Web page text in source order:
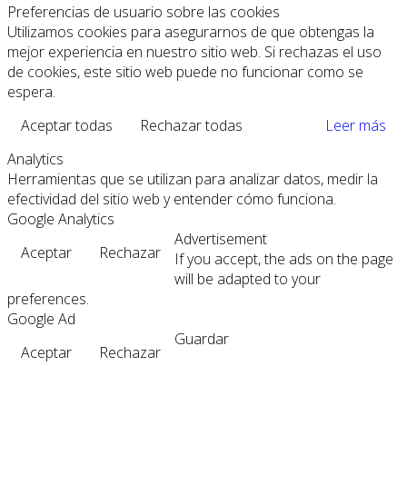
Preferencias de usuario sobre las cookies
Utilizamos cookies para asegurarnos de que obtengas la
mejor experiencia en nuestro sitio web. Si rechazas el uso
de cookies, este sitio web puede no funcionar como se
espera.
Aceptar todas
Rechazar todas
Leer más
Analytics
Herramientas que se utilizan para analizar datos, medir la
efectividad del sitio web y entender cómo funciona.
Google Analytics
Aceptar
Rechazar
Advertisement
If you accept, the ads on the page
will be adapted to your
preferences.
Google Ad
Aceptar
Rechazar
Guardar